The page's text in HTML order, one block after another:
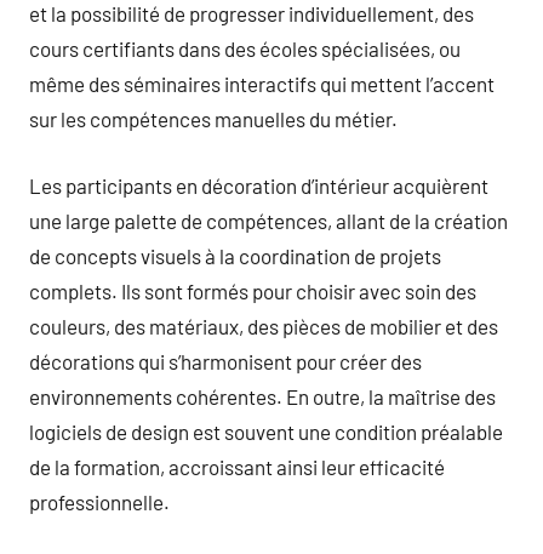
et la possibilité de progresser individuellement, des
cours certifiants dans des écoles spécialisées, ou
même des séminaires interactifs qui mettent l’accent
sur les compétences manuelles du métier.
Les participants en décoration d’intérieur acquièrent
une large palette de compétences, allant de la création
de concepts visuels à la coordination de projets
complets. Ils sont formés pour choisir avec soin des
couleurs, des matériaux, des pièces de mobilier et des
décorations qui s’harmonisent pour créer des
environnements cohérentes. En outre, la maîtrise des
logiciels de design est souvent une condition préalable
de la formation, accroissant ainsi leur efficacité
professionnelle.